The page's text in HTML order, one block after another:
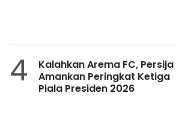
4
Kalahkan Arema FC, Persija
Amankan Peringkat Ketiga
Piala Presiden 2026